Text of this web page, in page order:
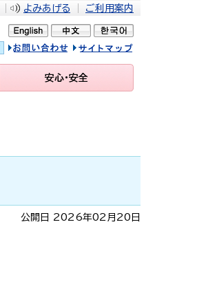
よみあげる ご利用案内
問い合せ イトマップ
安心・安全
公開日 2026年02月20日